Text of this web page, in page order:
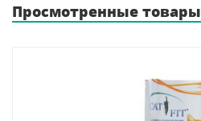
Просмотренные товары